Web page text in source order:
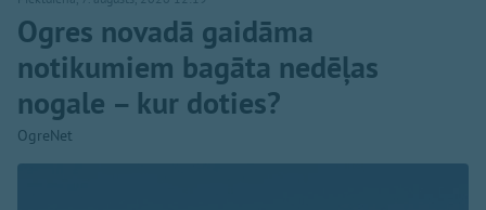
Ogres novadā gaidāma
notikumiem bagāta nedēļas
nogale – kur doties?
OgreNet